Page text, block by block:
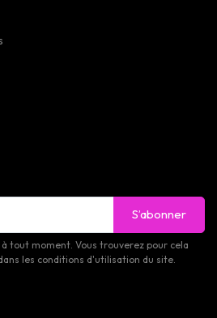
S’abonner
tout moment. Vous trouverez pour cela
les conditions d'utilisation du site.